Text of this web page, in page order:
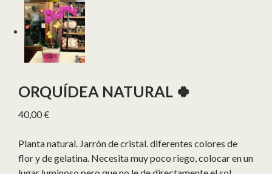
ORQUÍDEA NATURAL 🍀
40,00€
Planta natural. Jarrón de cristal. diferentes colores de
flor y de gelatina. Necesita muy poco riego, colocar en un